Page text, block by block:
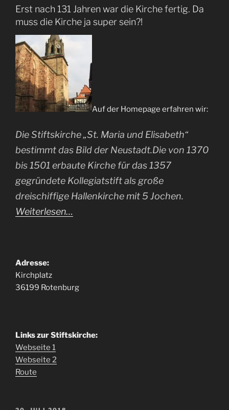
Erst nach 131 Jahren war die Kirche fertig. Da
muss die Kirche ja super sein?!
Auf der Homepage erfahren wir:
Die Stiftskirche „St. Maria und Elisabeth“
bestimmt das Bild der Neustadt.Die von 1370
bis 1501 erbaute Kirche für das 1357
gegründete Kollegiatstift als große
dreischiffige Hallenkirche mit 5 Jochen.
Weiterlesen…
Adresse:
Kirchplatz
36199 Rotenburg
Links zur Stiftskirche:
Webseite 1
Webseite 2
Route